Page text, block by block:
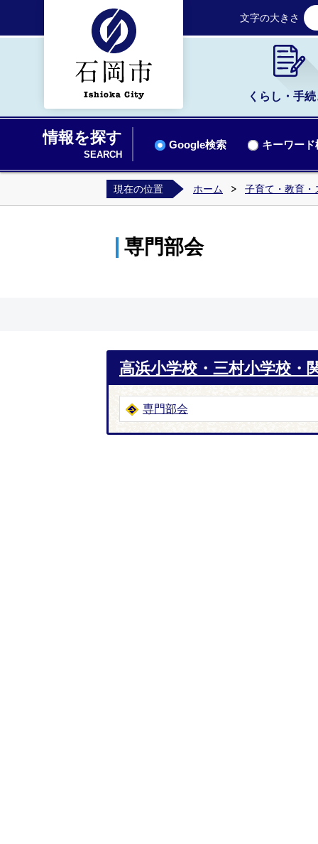
文字の大きさ
くらし・手
情報を探す
SEARCH
Google検索 キーワー
現在の位置 ホーム 子育て・教育・
専門部会
高浜小学校・三村小学校・
専門部会